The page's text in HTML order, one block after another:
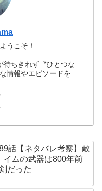
うこそ！
待ちきれず〝ひとつな
情報やエピソードを
話【ネタバレ考察】敵
イムの武器は800年前
だった